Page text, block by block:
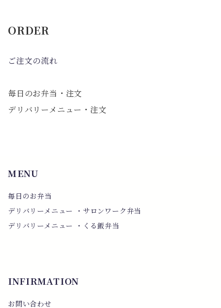
ORDER
ご注文の流れ
毎日のお弁当・注文
デリバリーメニュー・注文
MENU
毎日のお弁当
デリバリーメニュー ・サロンワーク弁当
デリバリーメニュー ・くる飯弁当
INFIRMATION
お問い合わせ